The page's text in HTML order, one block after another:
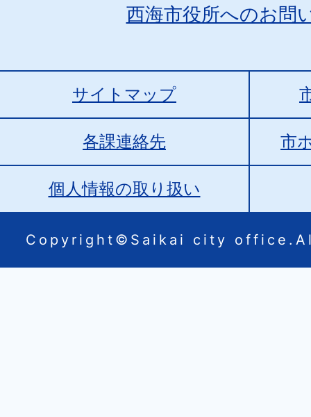
西海市役所へのお問
サイトマップ
各課連絡先 市
個人情報の取り扱い
Copyright©Saikai city